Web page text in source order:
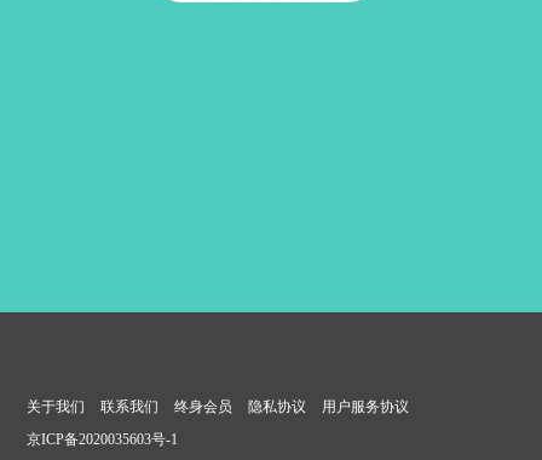
关于我们 联系我们 终身会员 隐私协议
用户服务协议
京ICP备2020035603号-1